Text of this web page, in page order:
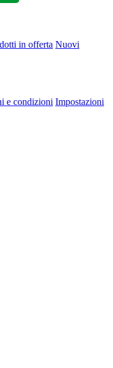
in offerta Nuovi
e condizioni Impostazioni